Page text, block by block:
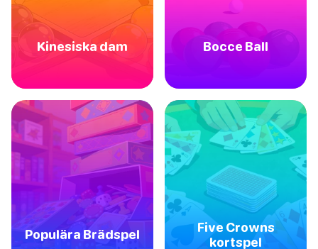
Kinesiska dam Bocce Ball
Populära Brädspel
Five Crowns
kortspel